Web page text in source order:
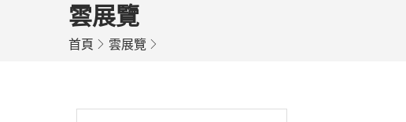
雲展覽
首頁 雲展覽